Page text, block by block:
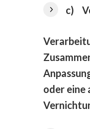
c)
oder eine